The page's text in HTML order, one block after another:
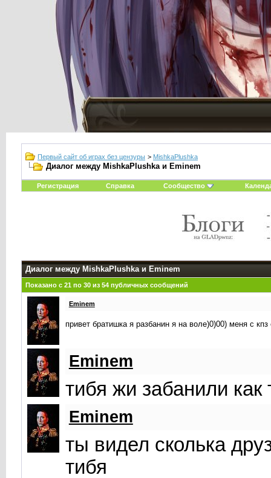
Первый сайт об играх без цензуры > MishkaPlushka
Диалог между MishkaPlushka и Eminem
Регистрация Справка Сообщество
Диалог между MishkaPlushka и Eminem
Показано с 21 по 30из 54публичных сообщений
Eminem
привет братишка я разбанин я на воле)0)00) меня с
Eminem
тибя жи забанили
Eminem
ты видел сколька
тибя